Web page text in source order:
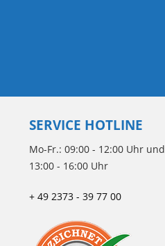
SERVICE HOTLINE
Mo-Fr.: 09:00 - 12:00 Uhr und
13:00 - 16:00 Uhr
+ 49 2373 - 39 77 00